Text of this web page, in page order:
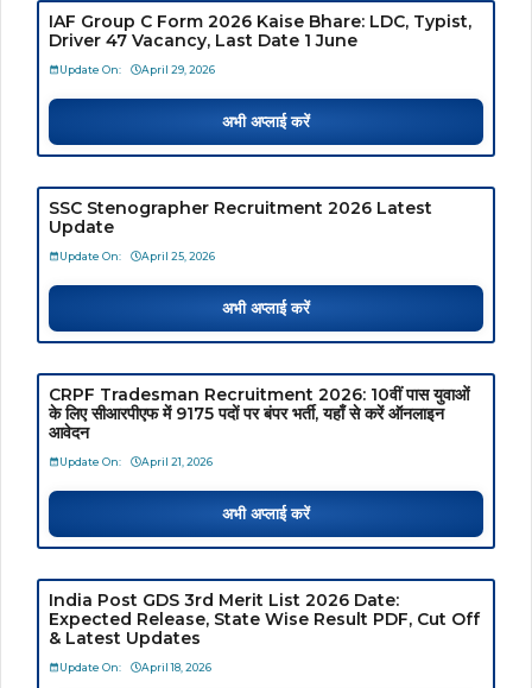
IAF Group C Form 2026 Kaise Bhare: LDC, Typist,
Driver 47 Vacancy, Last Date 1 June
Update On: April 29, 2026
अभी अप्लाई करें
SSC Stenographer Recruitment 2026 Latest
Update
Update On: April 25, 2026
अभी अप्लाई करें
CRPF Tradesman Recruitment 2026: 10वीं पास युवाओं
के लिए सीआरपीएफ में 9175 पदों पर बंपर भर्ती, यहाँ से करें ऑनलाइन
आवेदन
Update On: April 21, 2026
अभी अप्लाई करें
India Post GDS 3rd Merit List 2026 Date:
Expected Release, State Wise Result PDF, Cut Off
& Latest Updates
Update On: April 18, 2026